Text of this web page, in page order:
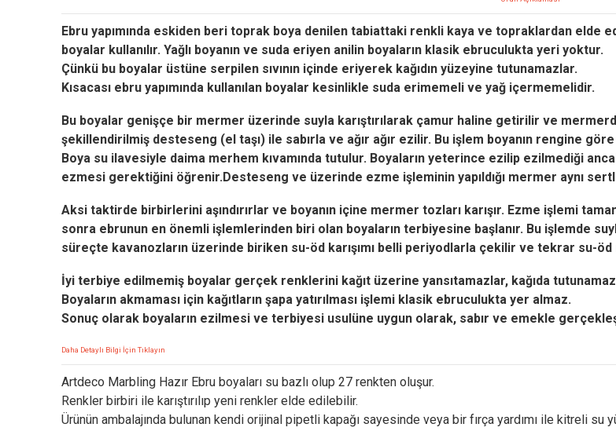
Ebru yapımında eskiden beri toprak boya denilen tabiattaki renkli kaya ve topraklardan elde
boyalar kullanılır. Yağlı boyanın ve suda eriyen anilin boyaların klasik ebruculukta yeri yoktur.
Çünkü bu boyalar üstüne serpilen sıvının içinde eriyerek kağıdın yüzeyine tutunamazlar.
Kısacası ebru yapımında kullanılan boyalar kesinlikle suda erimemeli ve yağ içermemelidir.
Bu boyalar genişçe bir mermer üzerinde suyla karıştırılarak çamur haline getirilir ve
şekillendirilmiş desteseng (el taşı) ile sabırla ve ağır ağır ezilir. Bu işlem boyanın rengine
Boya su ilavesiyle daima merhem kıvamında tutulur. Boyaların yeterince ezilip ezilmediği
ezmesi gerektiğini öğrenir.Desteseng ve üzerinde ezme işleminin yapıldığı mermer aynı
Aksi taktirde birbirlerini aşındırırlar ve boyanın içine mermer tozları karışır. Ezme işlemi
sonra ebrunun en önemli işlemlerinden biri olan boyaların terbiyesine başlanır. Bu işlemde
süreçte kavanozların üzerinde biriken su-öd karışımı belli periyodlarla çekilir ve tekrar su-öd
İyi terbiye edilmemiş boyalar gerçek renklerini kağıt üzerine yansıtamazlar, kağıda
Boyaların akmaması için kağıtların şapa yatırılması işlemi klasik ebruculukta yer almaz.
Sonuç olarak boyaların ezilmesi ve terbiyesi usulüne uygun olarak, sabır ve emekle
Daha Detaylı Bilgi İçin Tıklayın
Artdeco Marbling Hazır Ebru boyaları su bazlı olup 27 renkten oluşur.
Renkler birbiri ile karıştırılıp yeni renkler elde edilebilir.
Ürünün ambalajında bulunan kendi orijinal pipetli kapağı sayesinde veya bir fırça yardımı ile kitreli su